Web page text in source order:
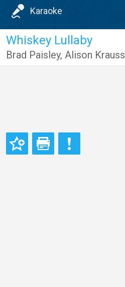
Karaoke
Whiskey Lullaby
Brad Paisley, Alison Krauss